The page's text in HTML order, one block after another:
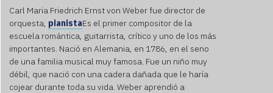
allowed
to
display
until
you
provide
consent.
Carl Maria Friedrich Ernst von Weber fue director de
orquesta, pianistaEs el primer compositor de la
escuela romántica, guitarrista, crítico y uno de los más
importantes. Nació en Alemania, en 1786, en el seno
de una familia musical muy famosa. Fue un niño muy
débil, que nació con una cadera dañada que le haría
cojear durante toda su vida. Weber aprendió a